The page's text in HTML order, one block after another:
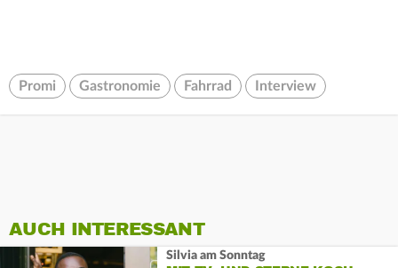
Promi Gastronomie Fahrrad Interview
AUCH INTERESSANT
Silvia am Sonntag